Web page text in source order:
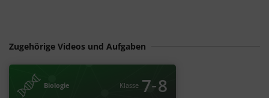
Zugehörige Videos und Aufgaben
Biologie Klasse 7‐8